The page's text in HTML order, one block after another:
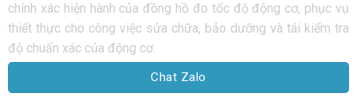
chính xác hiện hành của đồng hồ đo tốc độ động cơ, phục vụ
thiết thực cho công việc sửa chữa, bảo dưỡng và tái kiểm tra
độ chuẩn xác của động cơ.
Chat Zalo